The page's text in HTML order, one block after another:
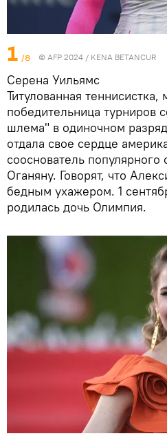
1 /8 © AFP 2024 / KENA BETANCUR
Серена Уильямс
Титулованная теннисистка,
победительница турниров
шлема" в одиночном
отдала свое сердце
сооснователь
Оганяну. Говорят, что
бедным ухажером. 1
родилась дочь Олимпия.